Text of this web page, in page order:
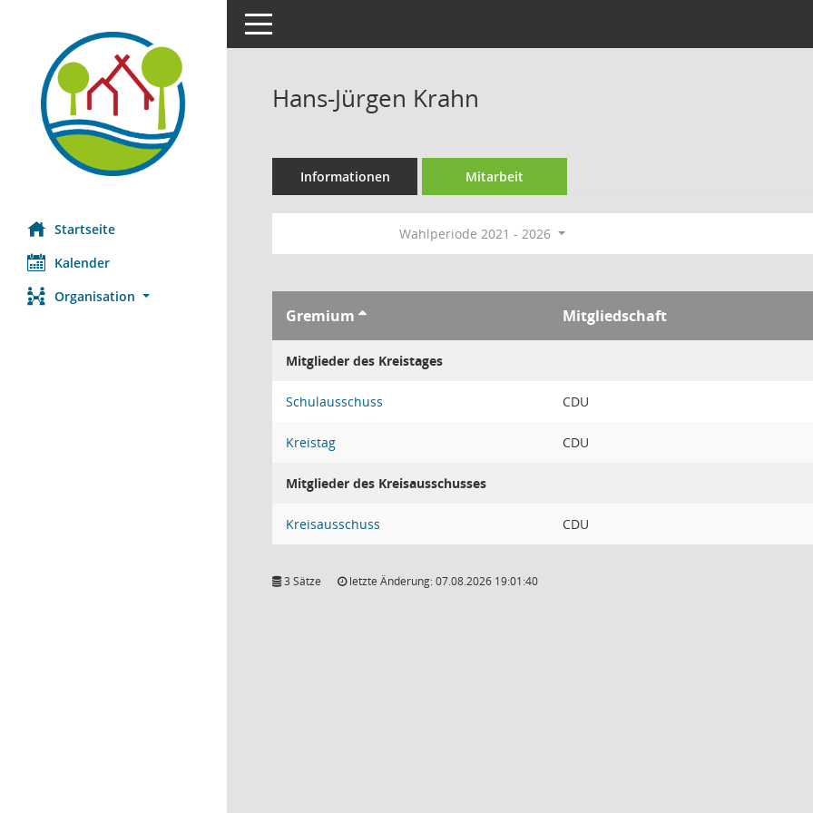
Startseite
Kalender
Organisation
Toggle navigation
Hans-Jürgen Krahn
Informationen Mitarbeit
Wahlperiode 2021 - 2026
Gremium Mitgliedschaft
Mitglieder des Kreistages
Schulausschuss CDU
Kreistag CDU
Mitglieder des Kreisausschusses
Kreisausschuss CDU
3 Sätze letzte Änderung: 07.08.2026 19:01:40